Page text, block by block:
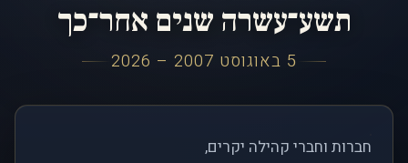
תשע־עשרה שנים אחר־כך
5 באוגוסט 2007 – 2026
חברות וחברי קהילה יקרים,